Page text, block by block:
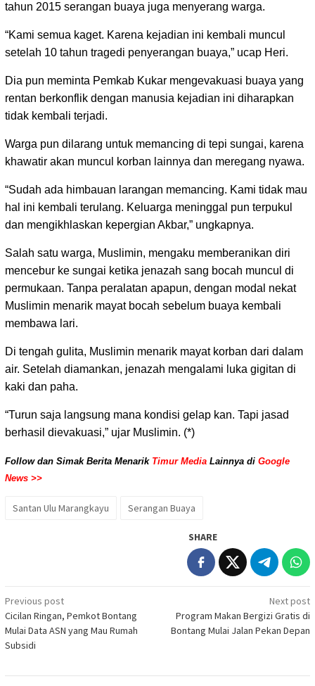
tahun 2015 serangan buaya juga menyerang warga.
“Kami semua kaget. Karena kejadian ini kembali muncul
setelah 10 tahun tragedi penyerangan buaya,” ucap Heri.
Dia pun meminta Pemkab Kukar mengevakuasi buaya yang
rentan berkonflik dengan manusia kejadian ini diharapkan
tidak kembali terjadi.
Warga pun dilarang untuk memancing di tepi sungai, karena
khawatir akan muncul korban lainnya dan meregang nyawa.
“Sudah ada himbauan larangan memancing. Kami tidak mau
hal ini kembali terulang. Keluarga meninggal pun terpukul
dan mengikhlaskan kepergian Akbar,” ungkapnya.
Salah satu warga, Muslimin, mengaku memberanikan diri
mencebur ke sungai ketika jenazah sang bocah muncul di
permukaan. Tanpa peralatan apapun, dengan modal nekat
Muslimin menarik mayat bocah sebelum buaya kembali
membawa lari.
Di tengah gulita, Muslimin menarik mayat korban dari dalam
air. Setelah diamankan, jenazah mengalami luka gigitan di
kaki dan paha.
“Turun saja langsung mana kondisi gelap kan. Tapi jasad
berhasil dievakuasi,” ujar Muslimin. (*)
Follow dan Simak Berita Menarik Timur Media Lainnya di Google
News >>
Santan Ulu Marangkayu Serangan Buaya
SHARE
Post
navigation
Previous post
Cicilan Ringan, Pemkot Bontang
Mulai Data ASN yang Mau Rumah
Subsidi
Next post
Program Makan Bergizi Gratis di
Bontang Mulai Jalan Pekan Depan